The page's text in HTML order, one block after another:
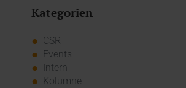
Kategorien
CSR
Events
Intern
Kolumne